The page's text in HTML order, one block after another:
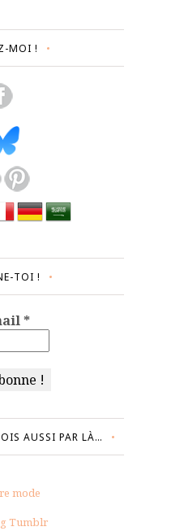
MOI !
TOI !
*
AUSSI PAR LÀ…
mode
Tumblr